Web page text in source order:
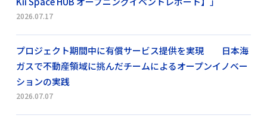
2026.07.17
プロジェクト期間中に有償サービス提供を実現 日本海
ガスで不動産領域に挑んだチームによるオープンイノベー
ションの実践
2026.07.07